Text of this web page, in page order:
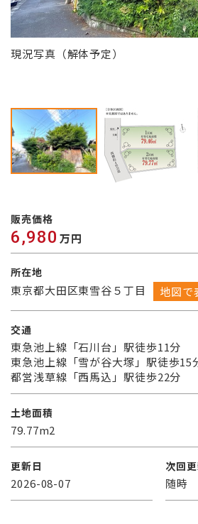
現況写真（解体予定）
販売価格
6,980 万円
所在地
東京都大田区東雪谷５丁目 地図で
交通
東急池上線「石川台」駅徒歩11分
東急池上線「雪が谷大塚」駅徒歩15
都営浅草線「西馬込」駅徒歩22分
土地面積
79.77m2
更新日
2026-08-07
次回
随時